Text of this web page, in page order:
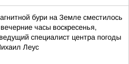
бури на Земле сместилось
часы воскресенья,
специалист центра погоды
Леус